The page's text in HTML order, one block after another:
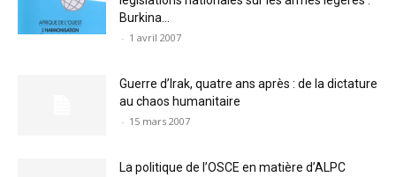
Burkina...
- 1 avril 2007
Guerre d’Irak, quatre ans après : de la dictature
au chaos humanitaire
- 15 mars 2007
La politique de l’OSCE en matière d’ALPC